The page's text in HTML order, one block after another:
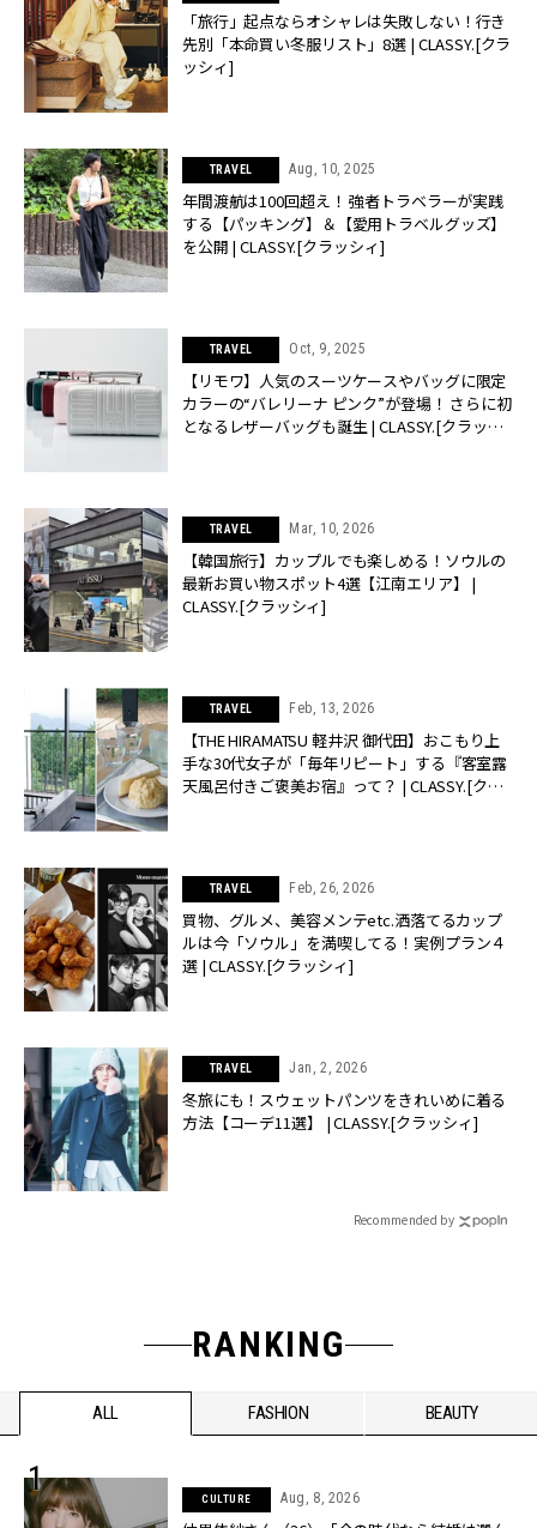
「旅行」起点ならオシャレは失敗しない！行き
先別「本命買い冬服リスト」8選 | CLASSY.[クラ
ッシィ]
TRAVEL Aug, 10, 2025
年間渡航は100回超え！ 強者トラベラーが実践
する【パッキング】＆【愛用トラベルグッズ】
を公開 | CLASSY.[クラッシィ]
TRAVEL Oct, 9, 2025
【リモワ】人気のスーツケースやバッグに限定
カラーの“バレリーナ ピンク”が登場！ さらに初
となるレザーバッグも誕生 | CLASSY.[クラッシ
TRAVEL Mar, 10, 2026
【韓国旅行】カップルでも楽しめる！ソウルの
最新お買い物スポット4選【江南エリア】 |
CLASSY.[クラッシィ]
TRAVEL Feb, 13, 2026
【THE HIRAMATSU 軽井沢 御代田】おこもり上
手な30代女子が「毎年リピート」する『客室露
天風呂付きご褒美お宿』って？ | CLASSY.[クラ
TRAVEL Feb, 26, 2026
買物、グルメ、美容メンテetc.洒落てるカップ
ルは今「ソウル」を満喫してる！実例プラン４
選 | CLASSY.[クラッシィ]
TRAVEL Jan, 2, 2026
冬旅にも！スウェットパンツをきれいめに着る
方法【コーデ11選】 | CLASSY.[クラッシィ]
Recommended by
RANKING
ALL FASHION BEAUTY
CULTURE Aug, 8, 2026